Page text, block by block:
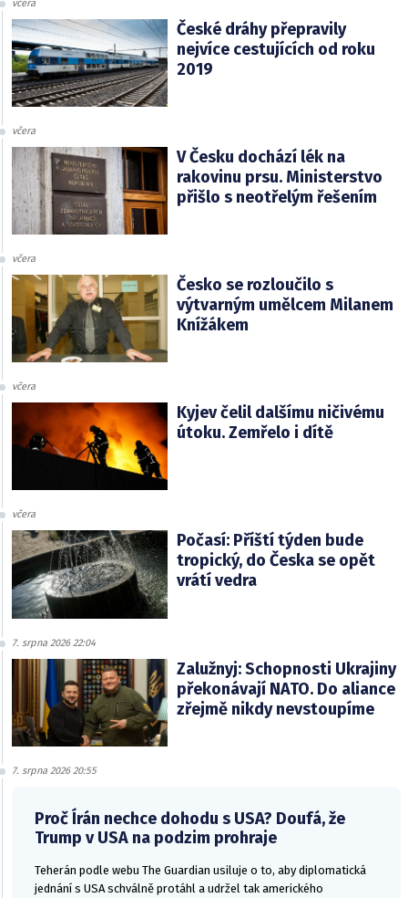
včera
České dráhy přepravily
nejvíce cestujících od roku
2019
včera
V Česku dochází lék na
rakovinu prsu. Ministerstvo
přišlo s neotřelým řešením
včera
Česko se rozloučilo s
výtvarným umělcem Milanem
Knížákem
včera
Kyjev čelil dalšímu ničivému
útoku. Zemřelo i dítě
včera
Počasí: Příští týden bude
tropický, do Česka se opět
vrátí vedra
7. srpna 2026 22:04
Zalužnyj: Schopnosti Ukrajiny
překonávají NATO. Do aliance
zřejmě nikdy nevstoupíme
7. srpna 2026 20:55
Proč Írán nechce dohodu s USA? Doufá, že
Trump v USA na podzim prohraje
Teherán podle webu The Guardian usiluje o to, aby diplomatická
jednání s USA schválně protáhl a udržel tak amerického